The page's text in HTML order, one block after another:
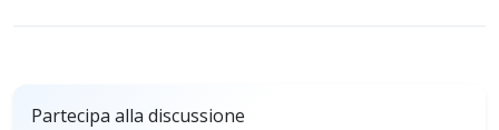
Partecipa alla discussione